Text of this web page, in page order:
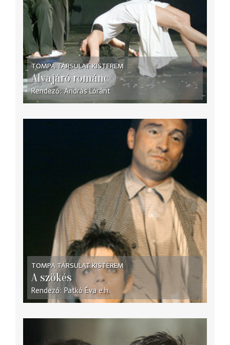
TOMPA TÁRSULAT KISTEREM
Alvajáró románc
Rendező András Lóránt
TOMPA TÁRSULAT KISTEREM
A szökés
Rendező Patkó Éva e.h.